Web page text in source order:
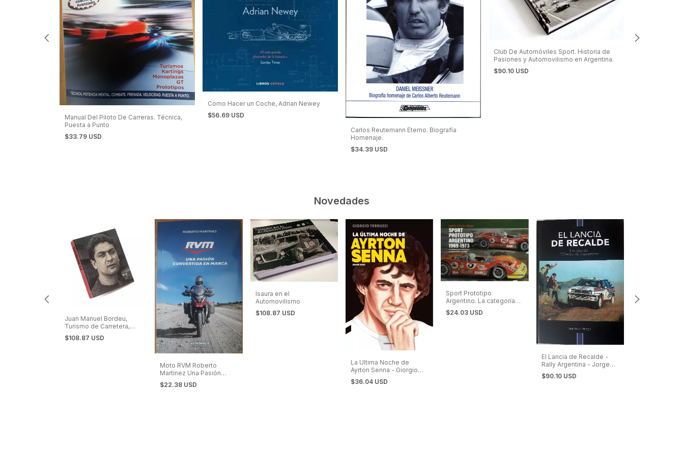
Manual Del Piloto De Carreras. Técnica,
Puesta a Punto
$33.79 USD
Como Hacer un Coche, Adrian Newey
$56.69 USD
Carlos Reutemann Eterno. Biografía
Homenaje.
$34.39 USD
Club De Automóviles Sport. Historia de
Pasiones y Automovilismo en Argentina.
$90.10 USD
Novedades
Juan Manuel Bordeu,
Turismo de Carretera,
Chevrolet, Dodge
$108.87 USD
Moto RVM Roberto
Martínez Una Pasión
Convertida en Marca
$22.38 USD
Isaura en el
Automovilismo
$108.87 USD
La Ultima Noche de
Ayrton Senna - Giorgio
Terruzzi
$36.04 USD
Sport Prototipo
Argentino. La categoría
que revolucionó el
automovilismo nacional
$24.03 USD
El Lancia de Recalde -
Rally Argentina - Jorge
Recalde
$90.10 USD